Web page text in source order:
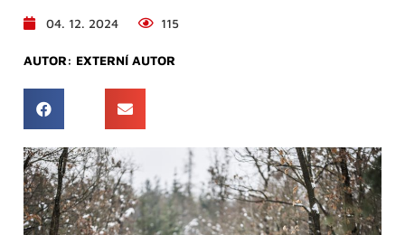
04. 12. 2024 115
AUTOR: EXTERNÍ AUTOR